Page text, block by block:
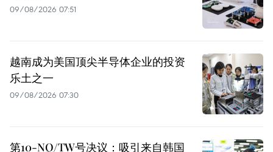
09/08/2026 07:51
越南成为美国顶尖半导体企业的投资
乐土之一
09/08/2026 07:30
第10-NQ/TW号决议：吸引来自韩国